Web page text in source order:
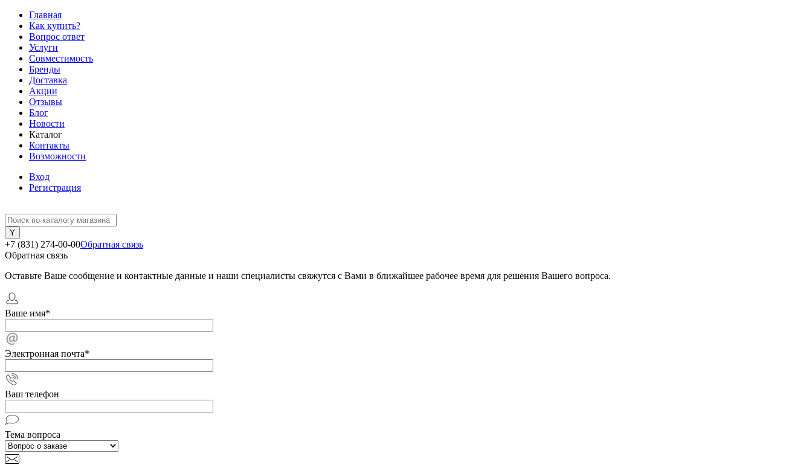
Главная
Как купить?
Вопрос ответ
Услуги
Совместимость
Бренды
Доставка
Акции
Отзывы
Блог
Новости
Каталог
Контакты
Возможности
Вход
Регистрация
+7 (831) 274-00-00Обратная связь
Обратная связь
Оставьте Ваше сообщение и контактные данные и наши специалисты свяжутся с Вами в ближайшее рабочее время для решения Вашего вопроса.
Ваше имя*
Электронная почта*
Ваш телефон
Тема вопроса